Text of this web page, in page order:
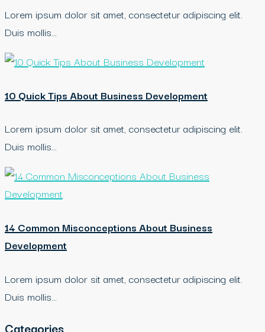
Lorem ipsum dolor sit amet, consectetur adipiscing elit.
Duis mollis…
10 Quick Tips About Business Development
Lorem ipsum dolor sit amet, consectetur adipiscing elit.
Duis mollis…
14 Common Misconceptions About Business
Development
Lorem ipsum dolor sit amet, consectetur adipiscing elit.
Duis mollis…
Categories